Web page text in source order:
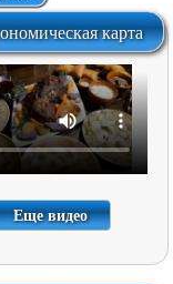
карта
Еще видео